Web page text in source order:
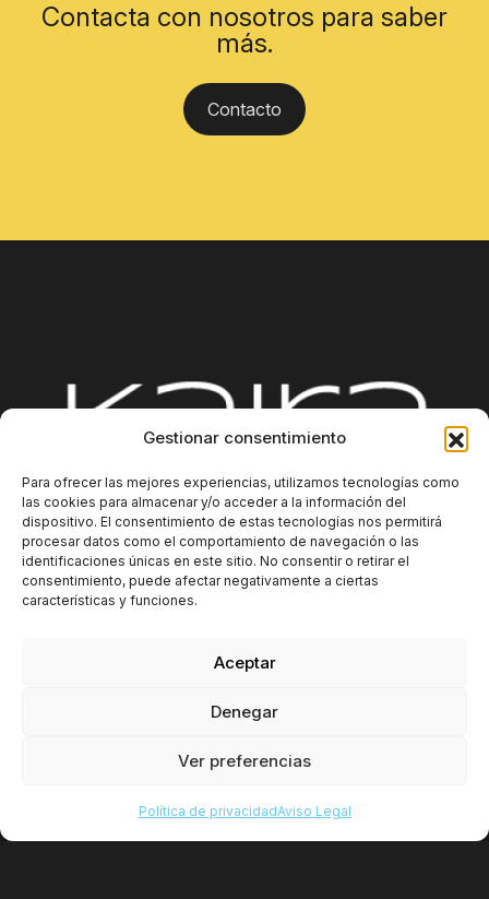
Gestionar consentimiento
Para ofrecer las mejores experiencias, utilizamos tecnologías como
las cookies para almacenar y/o acceder a la información del
dispositivo. El consentimiento de estas tecnologías nos permitirá
procesar datos como el comportamiento de navegación o las
identificaciones únicas en este sitio. No consentir o retirar el
consentimiento, puede afectar negativamente a ciertas
características y funciones.
Aceptar
Denegar
Ver preferencias
Política de privacidadAviso Legal
Contacta con nosotros para saber
más.
Contacto
Plataforma Integraciones
Sobre nosotros
Blog
Contacto Información adicional
Copyright 2025. Kaira Digital SL. All rights reserved.
Política de cookies